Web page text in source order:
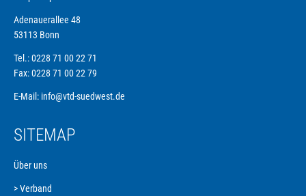
Adenauerallee 48
53113 Bonn
Tel.: 0228 71 00 22 71
Fax: 0228 71 00 22 79
E-Mail: info@vtd-suedwest.de
SITEMAP
Über uns
Verband